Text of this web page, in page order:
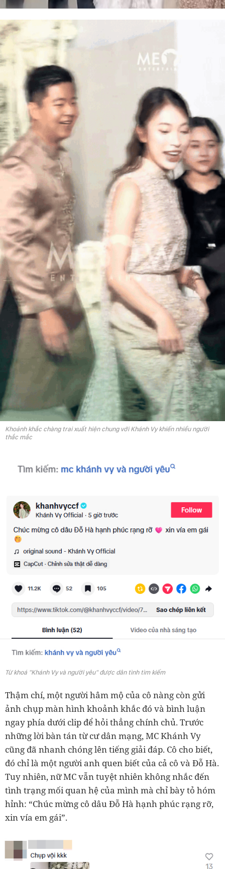
Khoảnh khắc chàng trai xuất hiện chung với Khánh Vy khiến nhiều người
thắc mắc
Từ khoá "Khánh Vy và người yêu" được dân tình tìm kiếm
Thậm chí, một người hâm mộ của cô nàng còn gửi
ảnh chụp màn hình khoảnh khắc đó và bình luận
ngay phía dưới clip để hỏi thẳng chính chủ. Trước
những lời bàn tán từ cư dân mạng, MC Khánh Vy
cũng đã nhanh chóng lên tiếng giải đáp. Cô cho biết,
đó chỉ là một người anh quen biết của cả cô và Đỗ Hà.
Tuy nhiên, nữ MC vẫn tuyệt nhiên không nhắc đến
tình trạng mối quan hệ của mình mà chỉ bày tỏ hóm
hỉnh: “Chúc mừng cô dâu Đỗ Hà hạnh phúc rạng rỡ,
xin vía em gái”.